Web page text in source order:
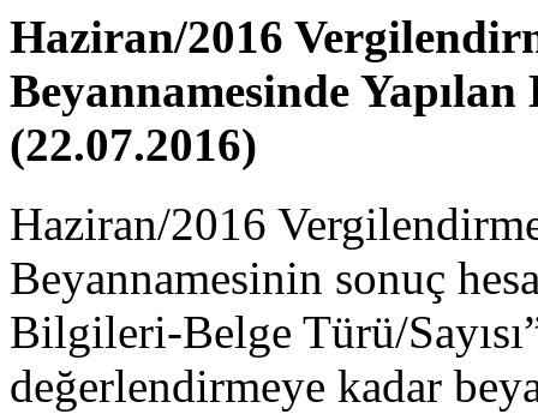
Haziran/2016
Beyannamesinde
(22.07.2016)
Haziran/2016
Beyannamesinin sonuç
Bilgileri-Belge Türü/Sayısı
değerlendirmeye kadar